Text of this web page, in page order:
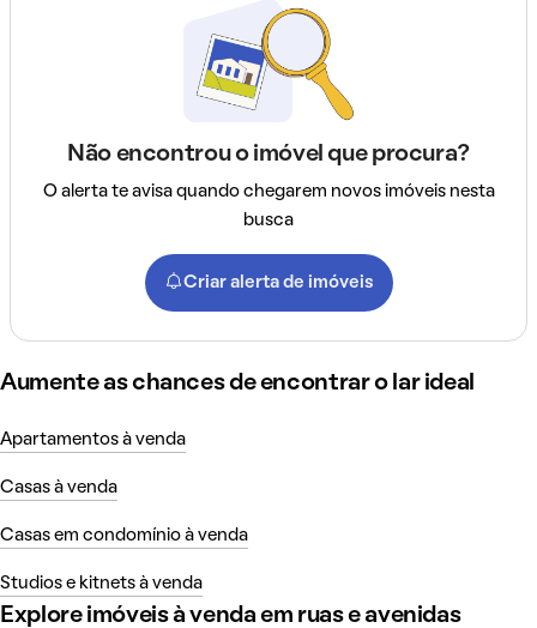
Não encontrou o imóvel que procura?
O alerta te avisa quando chegarem novos imóveis nesta
busca
Criar alerta de imóveis
Aumente as chances de encontrar o lar ideal
Apartamentos à venda
Casas à venda
Casas em condomínio à venda
Studios e kitnets à venda
Explore imóveis à venda em ruas e avenidas